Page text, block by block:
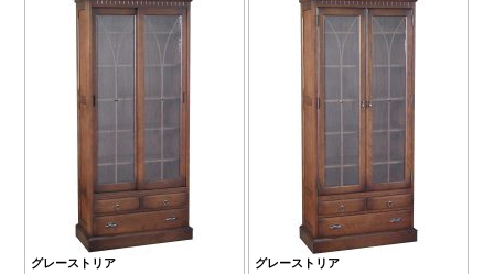
グレーストリア
グレーストリア